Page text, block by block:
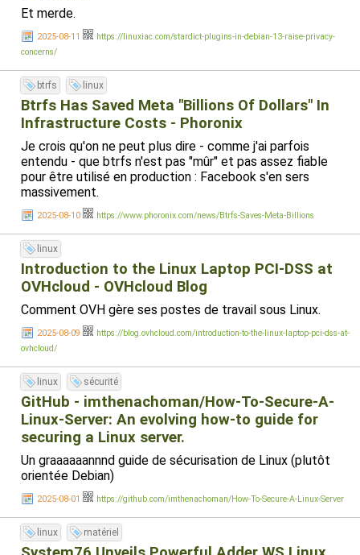
Et merde.
2025-08-11
https://linuxiac.com/stardict-plugins-in-debian-13-raise-privacy-
concerns/
btrfs linux
Btrfs Has Saved Meta "Billions Of Dollars" In
Infrastructure Costs - Phoronix
Je crois qu'on ne peut plus dire - comme j'ai parfois
entendu - que btrfs n'est pas "mûr" et pas assez fiable
pour être utilisé en production : Facebook s'en sers
massivement.
2025-08-10 https://www.phoronix.com/news/Btrfs-Saves-Meta-Billions
linux
Introduction to the Linux Laptop PCI-DSS at
OVHcloud - OVHcloud Blog
Comment OVH gère ses postes de travail sous Linux.
2025-08-09
https://blog.ovhcloud.com/introduction-to-the-linux-laptop-pci-dss-at-
ovhcloud/
linux sécurité
GitHub - imthenachoman/How-To-Secure-A-
Linux-Server: An evolving how-to guide for
securing a Linux server.
Un graaaaaannnd guide de sécurisation de Linux (plutôt
orientée Debian)
2025-08-01 https://github.com/imthenachoman/How-To-Secure-A-Linux-Server
linux matériel